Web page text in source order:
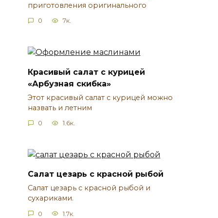
приготовления оригинального
0 7к.
Красивый салат с курицей
«Арбузная скибка»
Этот красивый салат с курицей можно
назвать и летним
0 1.6к.
Салат цезарь с красной рыбой
Салат цезарь с красной рыбой и
сухариками.
0 1.7к.